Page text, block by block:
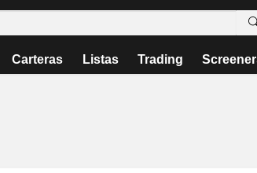
Carteras Listas Trading